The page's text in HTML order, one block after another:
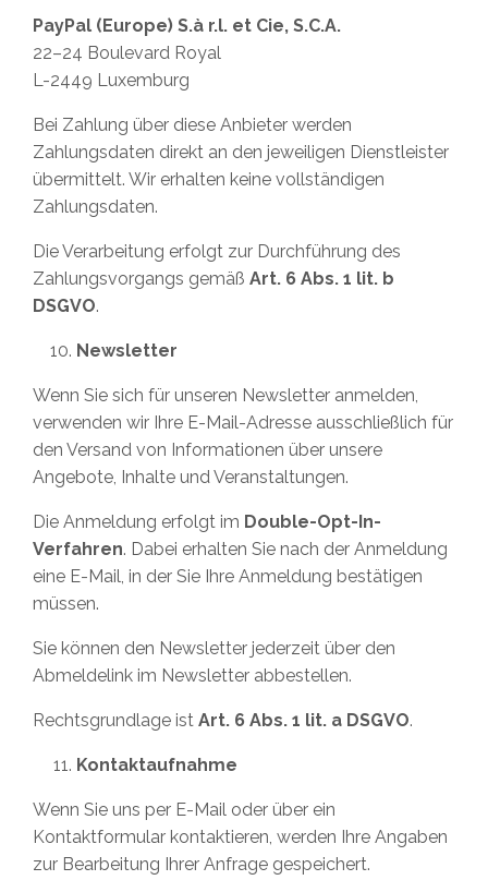
PayPal (Europe) S.à r.l. et Cie, S.C.A.
22–24 Boulevard Royal
L-2449 Luxemburg
Bei Zahlung über diese Anbieter werden
Zahlungsdaten direkt an den jeweiligen Dienstleister
übermittelt. Wir erhalten keine vollständigen
Zahlungsdaten.
Die Verarbeitung erfolgt zur Durchführung des
Zahlungsvorgangs gemäß Art. 6 Abs. 1 lit. b
DSGVO.
Newsletter
Wenn Sie sich für unseren Newsletter anmelden,
verwenden wir Ihre E-Mail-Adresse ausschließlich für
den Versand von Informationen über unsere
Angebote, Inhalte und Veranstaltungen.
Die Anmeldung erfolgt im Double-Opt-In-
Verfahren. Dabei erhalten Sie nach der Anmeldung
eine E-Mail, in der Sie Ihre Anmeldung bestätigen
müssen.
Sie können den Newsletter jederzeit über den
Abmeldelink im Newsletter abbestellen.
Rechtsgrundlage ist Art. 6 Abs. 1 lit. a DSGVO.
Kontaktaufnahme
Wenn Sie uns per E-Mail oder über ein
Kontaktformular kontaktieren, werden Ihre Angaben
zur Bearbeitung Ihrer Anfrage gespeichert.